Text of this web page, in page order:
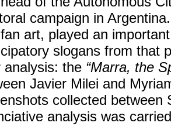
campaign in
art, played an
slogans from that
analysis: the “Marra, the
Javier Milei and
collected
analysis was